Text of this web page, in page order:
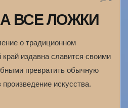
ВСЕ ЛОЖКИ
о традиционном
издавна славится своими
превратить обычную
искусства.